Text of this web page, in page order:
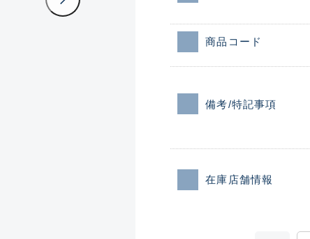
商品コード
備考/特記事項
在庫店舗情報